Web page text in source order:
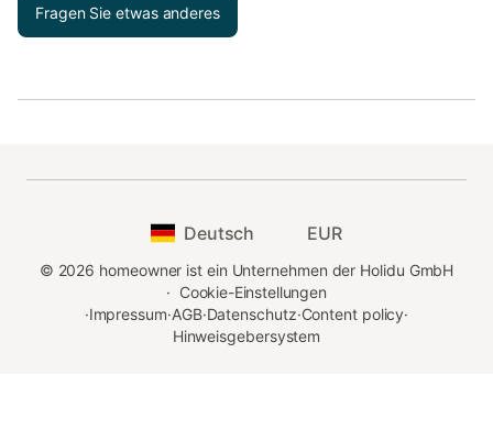
Fragen Sie etwas anderes
Deutsch EUR
© 2026 homeowner ist ein Unternehmen der Holidu GmbH
· Cookie-Einstellungen
·Impressum·AGB·Datenschutz·Content policy·
Hinweisgebersystem